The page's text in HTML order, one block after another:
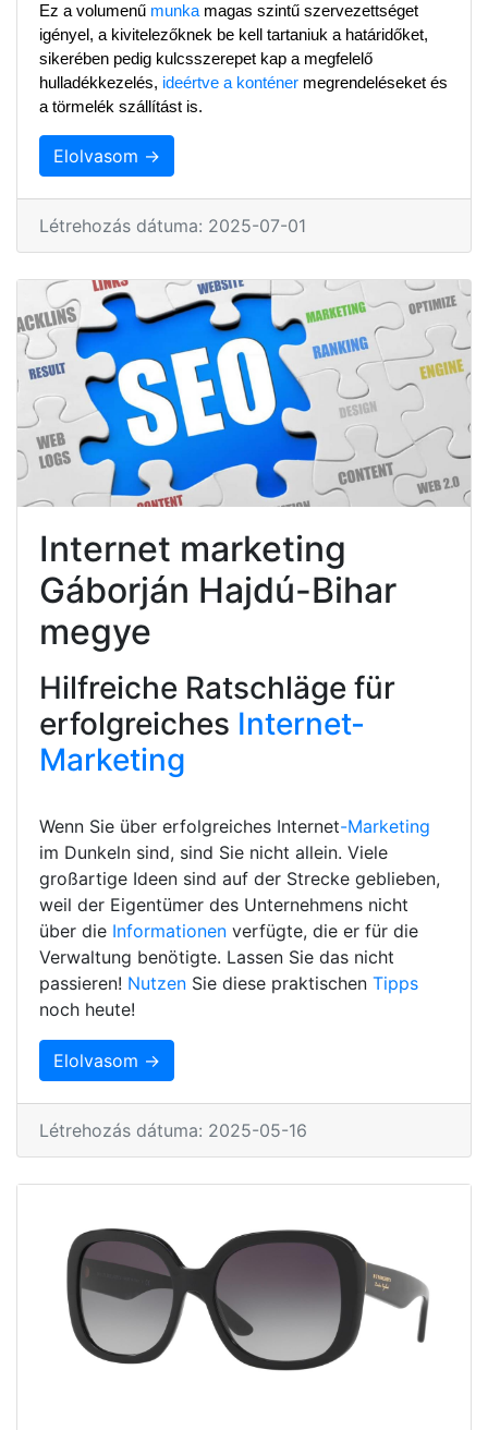
Ez a volumenű munka magas szintű szervezettséget
igényel, a kivitelezőknek be kell tartaniuk a határidőket,
sikerében pedig kulcsszerepet kap a megfelelő
hulladékkezelés, ideértve a konténer megrendeléseket és
a törmelék szállítást is.
Elolvasom →
Létrehozás dátuma: 2025-07-01
Internet marketing
Gáborján Hajdú-Bihar
megye
Hilfreiche Ratschläge für
erfolgreiches Internet-
Marketing
Wenn Sie über erfolgreiches Internet-Marketing
im Dunkeln sind, sind Sie nicht allein. Viele
großartige Ideen sind auf der Strecke geblieben,
weil der Eigentümer des Unternehmens nicht
über die Informationen verfügte, die er für die
Verwaltung benötigte. Lassen Sie das nicht
passieren! Nutzen Sie diese praktischen Tipps
noch heute!
Elolvasom →
Létrehozás dátuma: 2025-05-16